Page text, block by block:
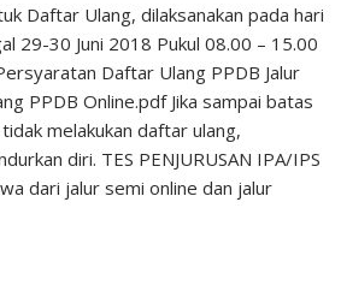
Daftar Ulang, dilaksanakan pada hari
29-30 Juni 2018 Pukul 08.00 – 15.00
Daftar Ulang PPDB Jalur
PPDB Online.pdf Jika sampai batas
melakukan daftar ulang,
diri. TES PENJURUSAN IPA/IPS
dari jalur semi online dan jalur